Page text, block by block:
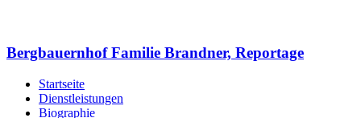
Bergbauernhof Familie Brandner, Reportage
Startseite
Dienstleistungen
Biographie